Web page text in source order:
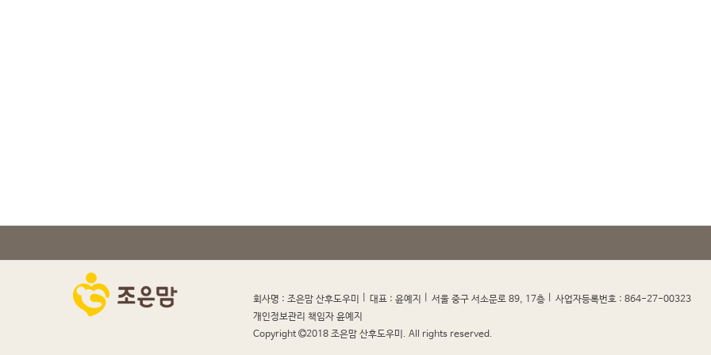
회사명 : 조은맘 산후도우미 대표 : 윤예지 서울 중구 서소문로 89, 17층 사업자등록번호 : 864-27-00323
개인정보관리 책임자 윤예지
Copyright
2018 조은맘 산후도우미. All rights reserved.